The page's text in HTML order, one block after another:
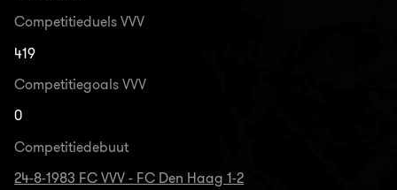
Competitieduels VVV
419
Competitiegoals VVV
0
Competitiedebuut
24-8-1983 FC VVV - FC Den Haag 1-2